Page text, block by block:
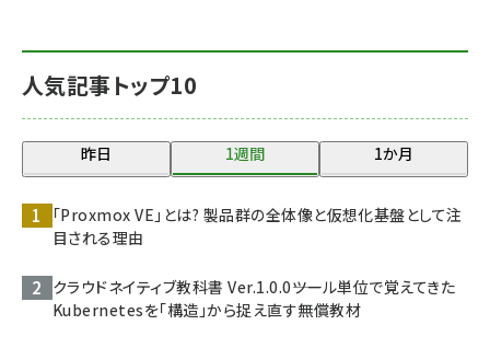
人気記事トップ10
昨日 1週間 1か月
「Proxmox VE」とは? 製品群の全体像と仮想化基盤として注
目される理由
クラウドネイティブ教科書 Ver.1.0.0――ツール単位で覚えてきた
Kubernetesを「構造」から捉え直す無償教材